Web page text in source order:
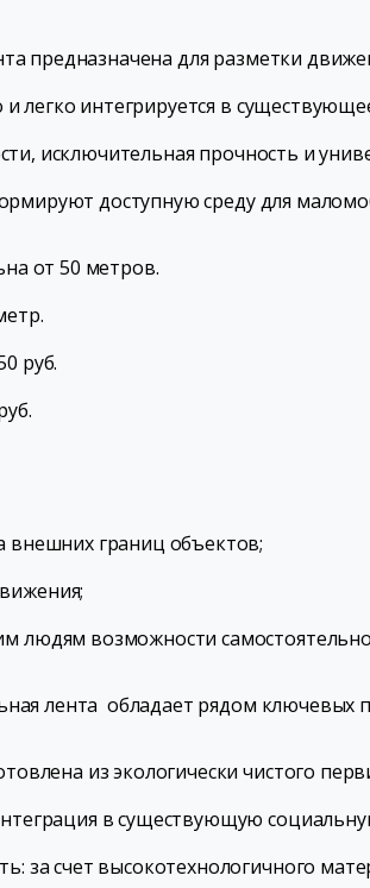
предназначена для разметки
легко интегрируется в
исключительная прочность и
доступную среду для
от 50 метров.
руб.
внешних границ объектов;
людям возможности
лента обладает рядом ключевых
из экологически чистого
в существующую
за счет высокотехнологичного